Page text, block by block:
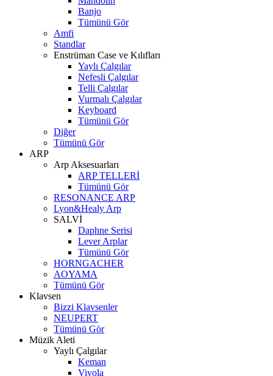
Banjo
Tümünü Gör
Amfi
Standlar
Enstrüman Case ve Kılıfları
Yaylı Çalgılar
Nefesli Çalgılar
Telli Çalgılar
Vurmalı Çalgılar
Keyboard
Tümünü Gör
Diğer
Tümünü Gör
ARP
Arp Aksesuarları
ARP TELLERİ
Tümünü Gör
RESONANCE ARP
Lyon&Healy Arp
SALVİ
Daphne Serisi
Lever Arplar
Tümünü Gör
HORNGACHER
AOYAMA
Tümünü Gör
Klavsen
Bizzi Klavsenler
NEUPERT
Tümünü Gör
Müzik Aleti
Yaylı Çalgılar
Keman
Viyola